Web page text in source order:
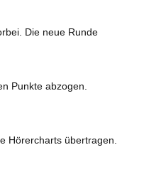
Die neue Runde
Punkte abzogen.
Hörercharts übertragen.